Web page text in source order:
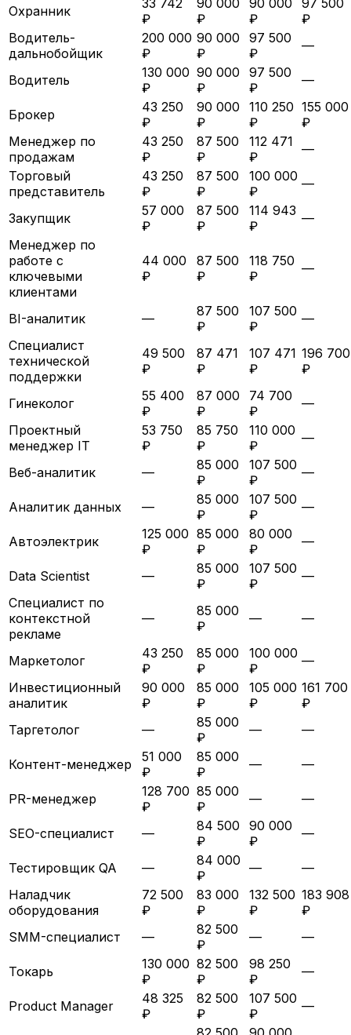
Охранник
₽
₽
₽
₽
Водитель-
дальнобойщик
200 000
₽
90 000
₽
97 500
₽
—
Водитель
130 000
₽
90 000
₽
97 500
₽
—
Брокер
43 250
₽
90 000
₽
110 250
₽
155 000
₽
Менеджер по
продажам
43 250
₽
87 500
₽
112 471
₽
—
Торговый
представитель
43 250
₽
87 500
₽
100 000
₽
—
Закупщик
57 000
₽
87 500
₽
114 943
₽
—
Менеджер по
работе с
ключевыми
клиентами
44 000
₽
87 500
₽
118 750
₽
—
BI-аналитик —
87 500
₽
107 500
₽
—
Специалист
технической
поддержки
49 500
₽
87 471
₽
107 471
₽
196 700
₽
Гинеколог
55 400
₽
87 000
₽
74 700
₽
—
Проектный
менеджер IT
53 750
₽
85 750
₽
110 000
₽
—
Веб-аналитик —
85 000
₽
107 500
₽
—
Аналитик данных —
85 000
₽
107 500
₽
—
Автоэлектрик
125 000
₽
85 000
₽
80 000
₽
—
Data Scientist —
85 000
₽
107 500
₽
—
Специалист по
контекстной
рекламе
—
85 000
₽
— —
Маркетолог
43 250
₽
85 000
₽
100 000
₽
—
Инвестиционный
аналитик
90 000
₽
85 000
₽
105 000
₽
161 700
₽
Таргетолог
—
85 000
₽
— —
Контент-менеджер
51 000
₽
85 000
₽
— —
PR-менеджер
128 700
₽
85 000
₽
— —
SEO-специалист —
84 500
₽
90 000
₽
—
Тестировщик QA —
84 000
₽
—
—
Наладчик
оборудования
72 500
₽
83 000
₽
132 500
₽
183 908
₽
SMM-специалист
—
82 500
₽
— —
Токарь
130 000
₽
82 500
₽
98 250
₽
—
Product Manager
48 325
₽
82 500
₽
107 500
₽
—